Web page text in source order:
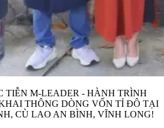
TIỄN M-LEADER - HÀNH TRÌNH
THÔNG DÒNG VỐN TỈ ĐÔ TẠI
CÙ LAO AN BÌNH, VĨNH LONG!